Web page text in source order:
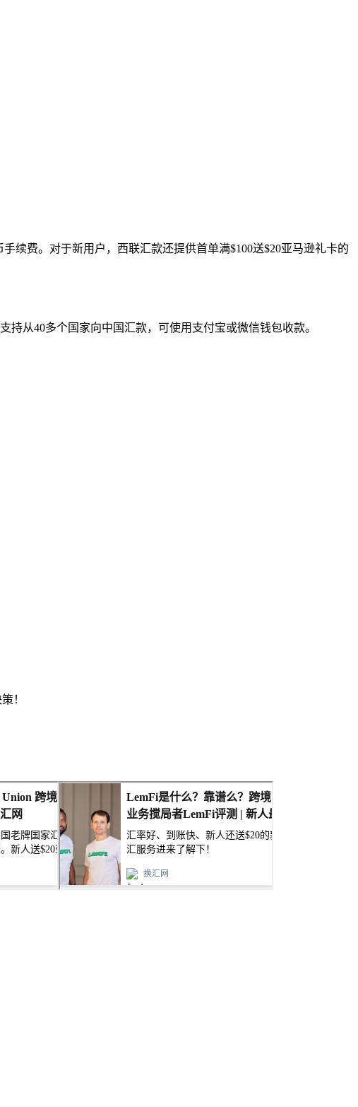
续费。对于新用户，西联汇款还提供首单满$100送$20亚马逊礼卡的
持从40多个国家向中国汇款，可使用支付宝或微信钱包收款。
！